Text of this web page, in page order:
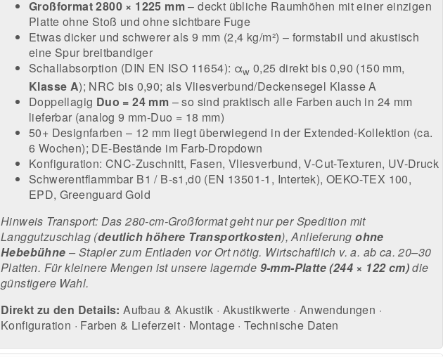
Großformat 2800 × 1225 mm– deckt übliche Raumhöhen mit einer einzigen
Platte ohne Stoß und ohne sichtbare Fuge
Etwas dicker und schwerer als 9 mm (2,4 kg/m²) – formstabil und akustisch
eine Spur breitbandiger
Schallabsorption (DIN EN ISO 11654): αw 0,25 direkt bis 0,90 (150 mm,
Klasse A); NRC bis 0,90; als Vliesverbund/Deckensegel Klasse A
Doppellagig Duo = 24 mm – so sind praktisch alle Farben auch in 24 mm
lieferbar (analog 9 mm-Duo = 18 mm)
50+ Designfarben – 12 mm liegt überwiegend in der Extended-Kollektion (ca.
6 Wochen); DE-Bestände im Farb-Dropdown
Konfiguration: CNC-Zuschnitt, Fasen, Vliesverbund, V-Cut-Texturen, UV-Druck
Schwerentflammbar B1 / B-s1,d0 (EN 13501-1, Intertek), OEKO-TEX 100,
EPD, Greenguard Gold
Hinweis Transport: Das 280-cm-Großformat geht nur per Spedition mit
Langgutzuschlag (deutlich höhere Transportkosten), Anlieferungohne
Hebebühne – Stapler zum Entladen vor Ort nötig. Wirtschaftlich v. a. ab ca. 20–30
Platten. Für kleinere Mengen ist unsere lagernde 9-mm-Platte (244 × 122 cm)die
günstigere Wahl.
Direkt zu den Details: Aufbau & Akustik · Akustikwerte · Anwendungen ·
Konfiguration · Farben & Lieferzeit · Montage ·Technische Daten